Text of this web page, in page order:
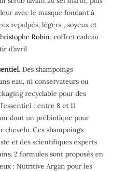
avec le masque fondant à
repulpés, légers , soyeux et
Robin, coffret cadeau
d’avril
Des shampoings
eau, ni conservateurs ou
recyclable pour des
: entre 8 et 11
dont un prébiotique pour
Ces shampoings
et des scientifiques experts
2 formules sont proposés en
: Nutritive Argan pour les